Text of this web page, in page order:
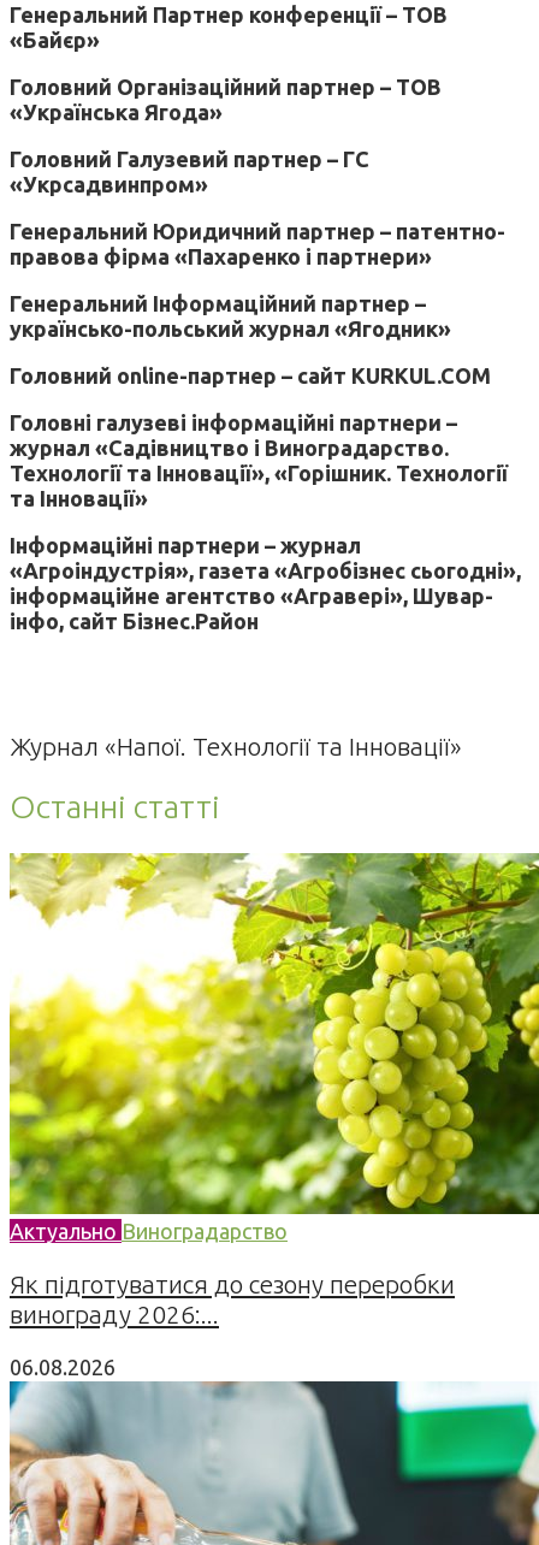
Генеральний Партнер конференції – ТОВ
«Байєр»
Головний Організаційний партнер – ТОВ
«Українська Ягода»
Головний Галузевий партнер – ГС
«Укрсадвинпром»
Генеральний Юридичний партнер – патентно-
правова фірма «Пахаренко і партнери»
Генеральний Інформаційний партнер –
українсько-польський журнал «Ягодник»
Головний online-партнер – сайт KURKUL.COM
Головні галузеві інформаційні партнери –
журнал «Садівництво і Виноградарство.
Технології та Інновації», «Горішник. Технології
та Інновації»
Інформаційні партнери – журнал
«Агроіндустрія», газета «Агробізнес сьогодні»,
інформаційне агентство «Агравері», Шувар-
інфо, сайт Бізнес.Район
Журнал «Напої. Технології та Інновації»
Останні статті
Актуально Виноградарство
Як підготуватися до сезону переробки
винограду 2026:...
06.08.2026